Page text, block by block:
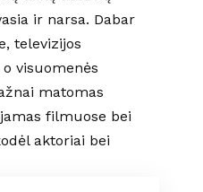
ir narsa. Dabar
televizijos
visuomenės
matomas
filmuose bei
aktoriai bei